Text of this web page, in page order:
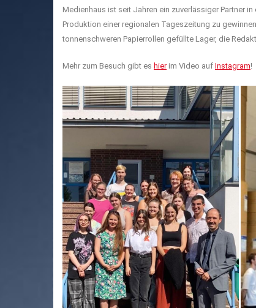
Medienhaus ist seit Jahren ein zuverlässiger Partner
Produktion einer regionalen Tageszeitung zu
tonnenschweren Papierrollen gefüllte Lager, die
Mehr zum Besuch gibt es hierim Video auf Instagram!